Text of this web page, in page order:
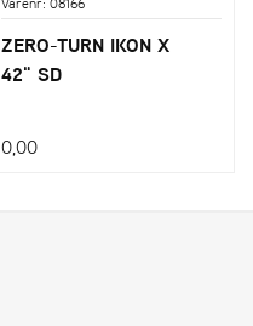
ZERO-TURN IKON X
42" SD
0,00